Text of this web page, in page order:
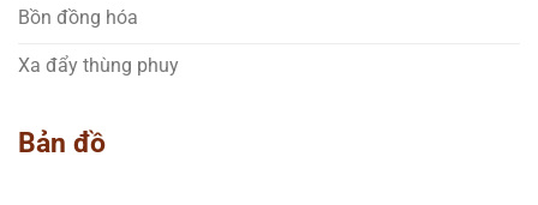
Bồn đồng hóa
Xa đẩy thùng phuy
Bản đồ